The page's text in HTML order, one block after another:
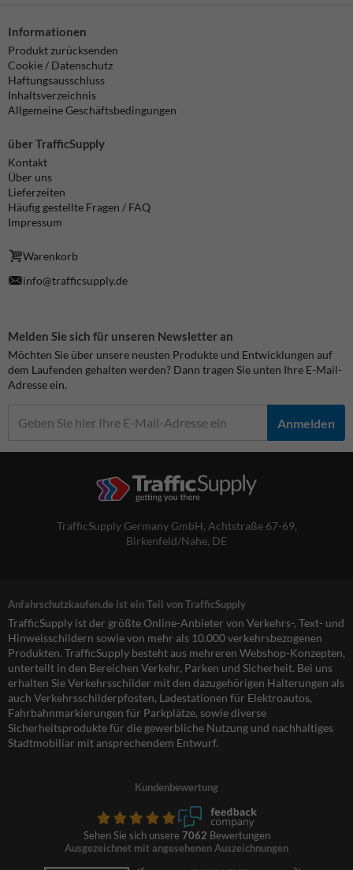
Informationen
Produkt zurücksenden
Cookie / Datenschutz
Haftungsausschluss
Inhaltsverzeichnis
Allgemeine Geschäftsbedingungen
über TrafficSupply
Kontakt
Über uns
Lieferzeiten
Häufig gestellte Fragen / FAQ
Impressum
Warenkorb
info@trafficsupply.de
Melden Sie sich für unseren Newsletter an
Möchten Sie über unsere neusten Produkte und Entwicklungen auf
dem Laufenden gehalten werden? Dann tragen Sie unten Ihre E-Mail-
Adresse ein.
Anmelden
TrafficSupply Germany GmbH, Achtstraße 67-69,
Birkenfeld/Nahe, DE
Anfahrschutzkaufen.de ist ein Teil von TrafficSupply
TrafficSupply ist der größte Online-Anbieter von Verkehrs-, Text- und
Hinweisschildern sowie von mehr als 10.000 verkehrsbezogenen
Produkten. TrafficSupply besteht aus mehreren Webshop-Konzepten,
unterteilt in den Bereichen Verkehr, Parken und Sicherheit. Bei uns
erhalten Sie Verkehrsschilder mit den dazugehörigen Halterungen als
auch Verkehrsschilderpfosten, Ladestationen für Elektroautos,
Fahrbahnmarkierungen für Parkplätze, sowie diverse
Sicherheitsprodukte für die gewerbliche Nutzung und nachhaltiges
Stadtmobiliar mit ansprechendem Entwurf.
Kundenbewertung
Sehen Sie sich unsere 7062 Bewertungen
Ausgezeichnet mit angesehenen Auszeichnungen